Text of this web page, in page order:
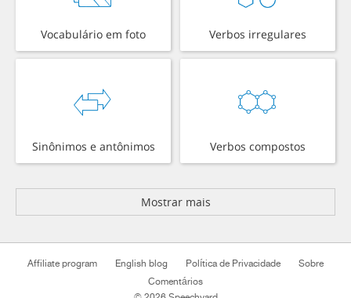
Vocabulário em foto Verbos irregulares
Sinônimos e antônimos Verbos compostos
Mostrar mais
Affiliate program English blog Política de Privacidade
Sobre
Comentários